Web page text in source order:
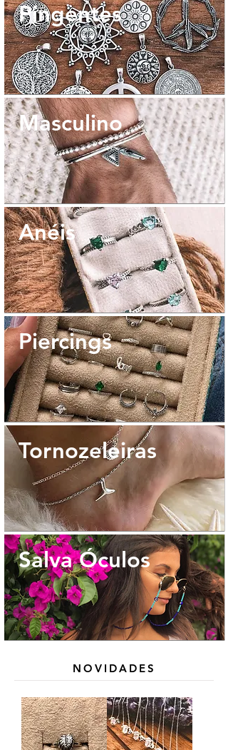
Pingentes
Masculino
Anéis
Piercings
Tornozeleiras
Salva Óculos
NOVIDADES